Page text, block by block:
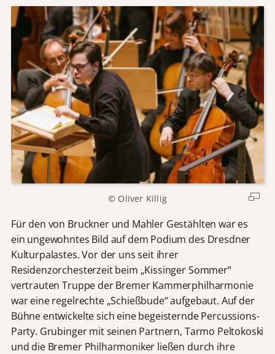
© Oliver Killig
Für den von Bruckner und Mahler Gestählten war es
ein ungewohntes Bild auf dem Podium des Dresdner
Kulturpalastes. Vor der uns seit ihrer
Residenzorchesterzeit beim „Kissinger Sommer“
vertrauten Truppe der Bremer Kammerphilharmonie
war eine regelrechte „Schießbude“ aufgebaut. Auf der
Bühne entwickelte sich eine begeisternde Percussions-
Party. Grubinger mit seinen Partnern, Tarmo Peltokoski
und die Bremer Philharmoniker ließen durch ihre